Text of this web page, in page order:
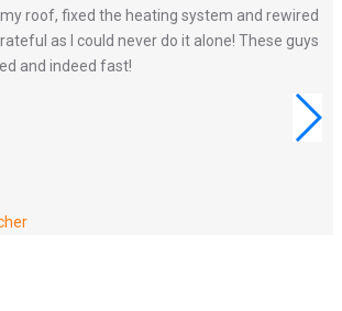
roof, fixed the heating system and rewired
as I could never do it alone! These guys
and indeed fast!